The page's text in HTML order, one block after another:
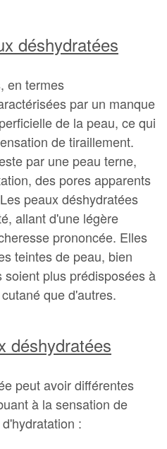
déshydratées
en termes
par un manque
de la peau, ce qui
de tiraillement.
par une peau terne,
des pores apparents
peaux déshydratées
allant d'une légère
prononcée. Elles
teintes de peau, bien
plus prédisposées à
que d'autres.
déshydratées
peut avoir différentes
à la sensation de
: